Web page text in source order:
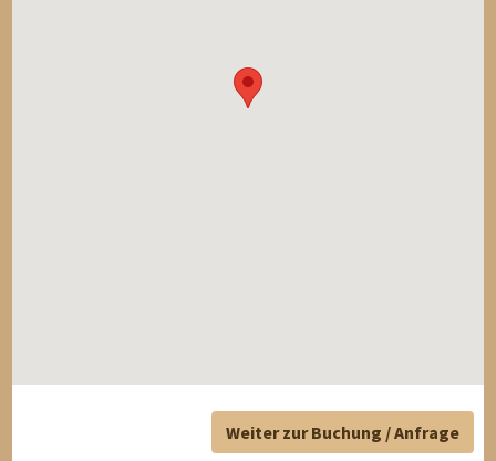
Weiter zur Buchung / Anfrage